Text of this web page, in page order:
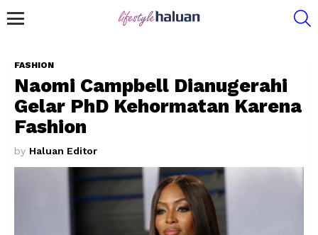
FASHION
Naomi Campbell Dianugerahi
Gelar PhD Kehormatan Karena
Fashion
by Haluan Editor